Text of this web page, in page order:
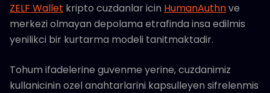
ZELF Wallet kripto cuzdanlar icin HumanAuthnve
merkezi olmayan depolama etrafinda insa edilmis
yenilikci bir kurtarma modeli tanitmaktadir.
Tohum ifadelerine guvenme yerine, cuzdanimiz
kullanicinin ozel anahtarlarini kapsulleyen sifrelenmis